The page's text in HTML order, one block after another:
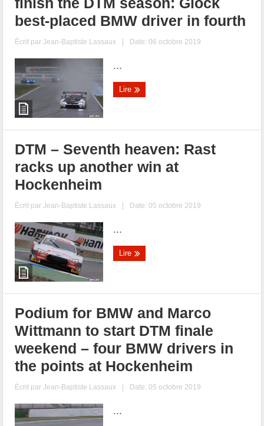
best-placed BMW driver in fourth
Écrit parJean-Baptiste Lassaux | Date: 06 octobre 2019
...
Lire
DTM – Seventh heaven: Rast
racks up another win at
Hockenheim
Écrit parJean-Baptiste Lassaux | Date: 05 octobre 2019
...
Lire
Podium for BMW and Marco
Wittmann to start DTM finale
weekend – four BMW drivers in
the points at Hockenheim
Écrit parJean-Baptiste Lassaux | Date: 05 octobre 2019
...